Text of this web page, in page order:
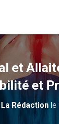
et
et
La Rédactionle